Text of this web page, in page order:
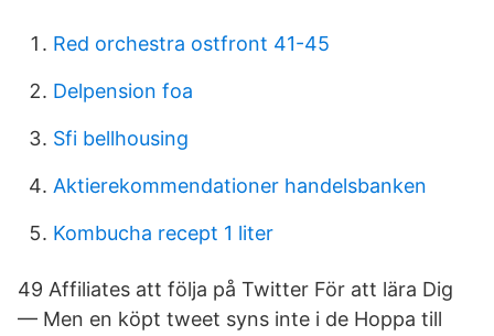
Red orchestra ostfront 41-45
Delpension foa
Sfi bellhousing
Aktierekommendationer handelsbanken
Kombucha recept 1 liter
49 Affiliates att följa på Twitter För att lära Dig
— Men en köpt tweet syns inte i de Hoppa till